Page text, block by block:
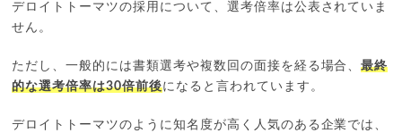
デロイトトーマツの採用について、選考倍率は公表されていま
せん。
ただし、一般的には書類選考や複数回の面接を経る場合、最終
的な選考倍率は30倍前後になると言われています。
デロイトトーマツのように知名度が高く人気のある企業では、